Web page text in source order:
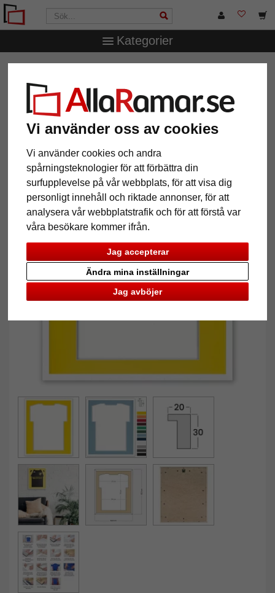
Vi använder oss av cookies
Vi använder cookies och andra
spårningsteknologier för att förbättra din
surfupplevelse på vår webbplats, för att visa dig
personligt innehåll och riktade annonser, för att
analysera vår webbplatstrafik och för att förstå var
våra besökare kommer ifrån.
Jag accepterar
Jag avböjer
Ändra mina inställningar
Kategorier
Trikåram Economy White med
passepartout